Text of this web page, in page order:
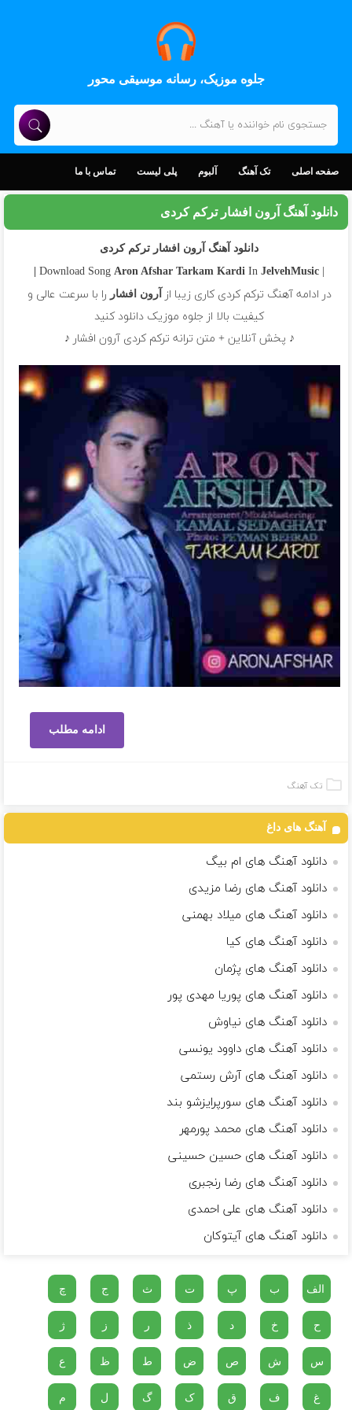
جلوه موزیک، رسانه موسیقی محور
صفحه اصلی تک آهنگ آلبوم پلی لیست تماس با ما
دانلود آهنگ آرون افشار ترکم کردی
دانلود آهنگ آرون افشار ترکم کردی
| Download Song
Aron Afshar Tarkam Kardi InJelvehMusic |
در ادامه آهنگ ترکم کردی کاری زیبا از آرون افشار را با سرعت عالی و
کیفیت بالا از جلوه موزیک دانلود کنید
♪ پخش آنلاین + متن ترانه ترکم کردی آرون افشار ♪
ادامه مطلب
تک آهنگ
آهنگ های داغ
دانلود آهنگ های ام بیگ
دانلود آهنگ های رضا مزیدی
دانلود آهنگ های میلاد بهمنی
دانلود آهنگ های کیا
دانلود آهنگ های پژمان
دانلود آهنگ های پوریا مهدی پور
دانلود آهنگ های نیاوش
دانلود آهنگ های داوود یونسی
دانلود آهنگ های آرش رستمى
دانلود آهنگ های سورپرایزشو بند
دانلود آهنگ های محمد پورمهر
دانلود آهنگ های حسین حسینی
دانلود آهنگ های رضا رنجبری
دانلود آهنگ های علی احمدی
دانلود آهنگ های آیتوکان
الف ب پ ت ث ج چ
ح خ د ذ ر ز ژ
س ش ص ض ط ظ ع
غ ف ق ک گ ل م